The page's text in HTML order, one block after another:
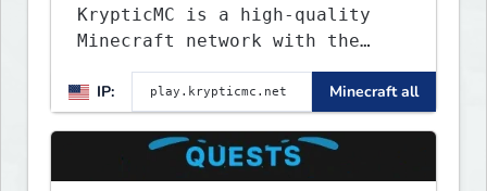
KrypticMC is a high-quality
Minecraft network with the
BEST gamemodes you'll ever
play. Minigames, KitPvP,
Lifesteal, Prison, Practice,
Bedwars, Skywars, & much much
IP: Minecraft all